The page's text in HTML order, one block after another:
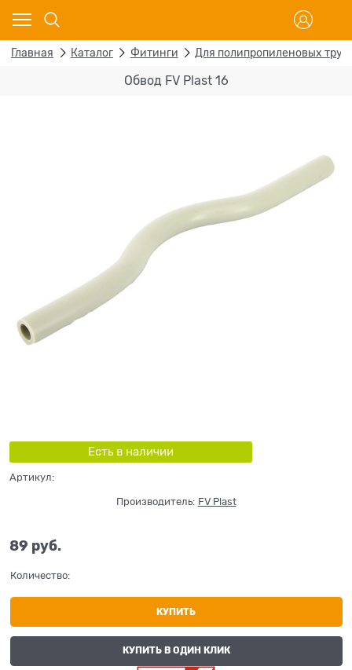
Главная Каталог Фитинги Для полипропиленовых труб
Обвод FV Plast 16
Есть в наличии
Артикул:
Производитель: FV Plast
89 руб.
Количество:
КУПИТЬ
КУПИТЬ В ОДИН КЛИК